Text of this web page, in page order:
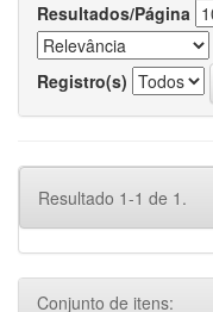
Resultados/Página
Registro(s)
Resultado 1-1 de 1.
Conjunto de itens: